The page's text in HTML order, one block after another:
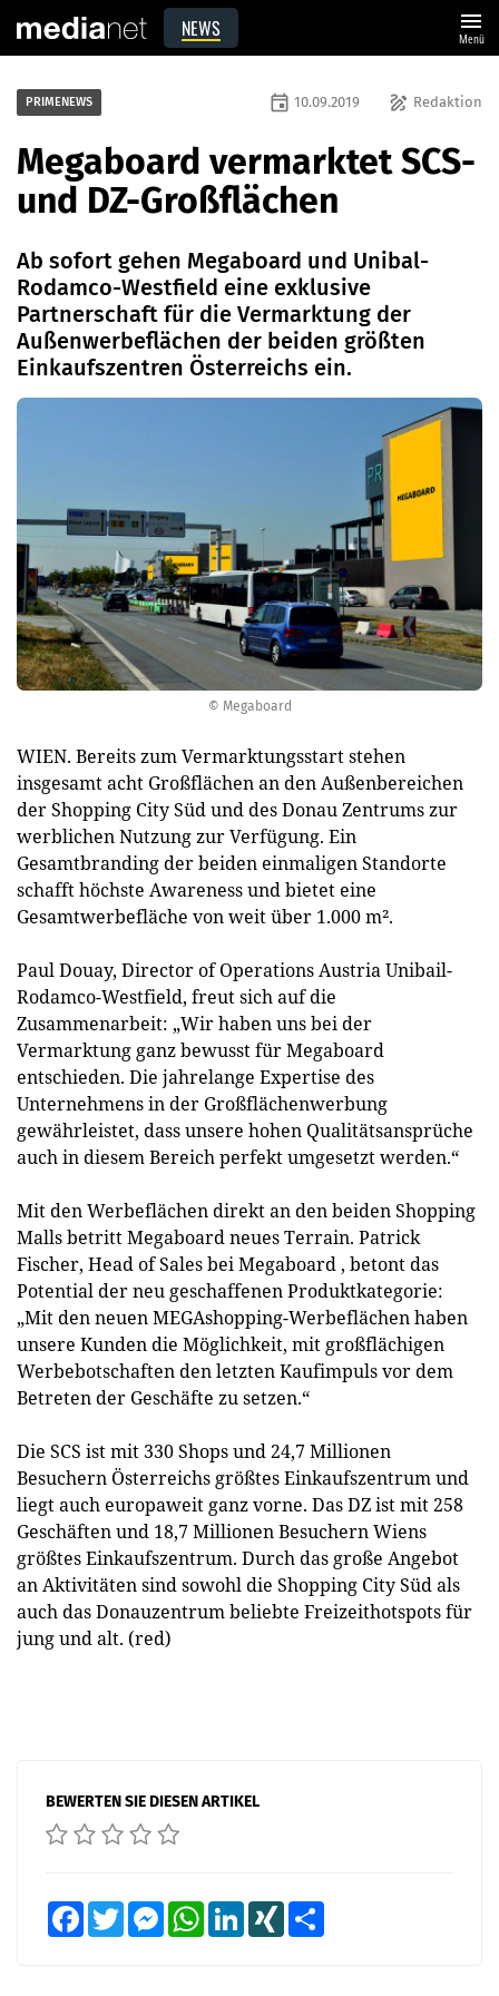
NEWS menu
Menü
© Megaboard
PRIMENEWS draw Redaktion
event 10.09.2019
Megaboard vermarktet SCS-
und DZ-Großflächen
Ab sofort gehen Megaboard und Unibal-
Rodamco-Westfield eine exklusive
Partnerschaft für die Vermarktung der
Außenwerbeflächen der beiden größten
Einkaufszentren Österreichs ein.
WIEN. Bereits zum Vermarktungsstart stehen
insgesamt acht Großflächen an den Außenbereichen
der Shopping City Süd und des Donau Zentrums zur
werblichen Nutzung zur Verfügung. Ein
Gesamtbranding der beiden einmaligen Standorte
schafft höchste Awareness und bietet eine
Gesamtwerbefläche von weit über 1.000 m².
Paul Douay, Director of Operations Austria Unibail-
Rodamco-Westfield, freut sich auf die
Zusammenarbeit: „Wir haben uns bei der
Vermarktung ganz bewusst für Megaboard
entschieden. Die jahrelange Expertise des
Unternehmens in der Großflächenwerbung
gewährleistet, dass unsere hohen Qualitätsansprüche
auch in diesem Bereich perfekt umgesetzt werden.“
Mit den Werbeflächen direkt an den beiden Shopping
Malls betritt Megaboard neues Terrain. Patrick
Fischer, Head of Sales bei Megaboard , betont das
Potential der neu geschaffenen Produktkategorie:
„Mit den neuen MEGAshopping-Werbeflächen haben
unsere Kunden die Möglichkeit, mit großflächigen
Werbebotschaften den letzten Kaufimpuls vor dem
Betreten der Geschäfte zu setzen.“
Die SCS ist mit 330 Shops und 24,7 Millionen
Besuchern Österreichs größtes Einkaufszentrum und
liegt auch europaweit ganz vorne. Das DZ ist mit 258
Geschäften und 18,7 Millionen Besuchern Wiens
größtes Einkaufszentrum. Durch das große Angebot
an Aktivitäten sind sowohl die Shopping City Süd als
auch das Donauzentrum beliebte Freizeithotspots für
jung und alt. (red)
BEWERTEN SIE DIESEN ARTIKEL
FacebookTwitter MessengerWhatsAppLinkedInXING